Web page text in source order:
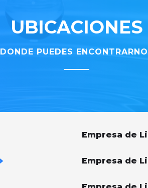
UBICACIONES
DONDE PUEDES
Empresa de
Empresa de